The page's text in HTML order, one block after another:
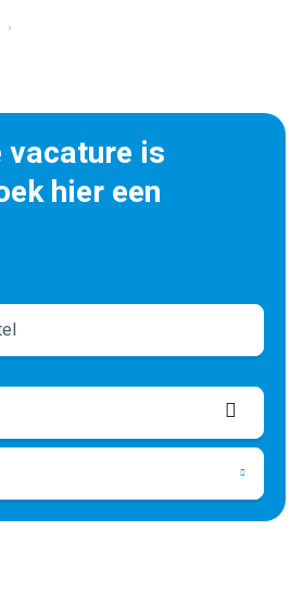
vacature is
hier een